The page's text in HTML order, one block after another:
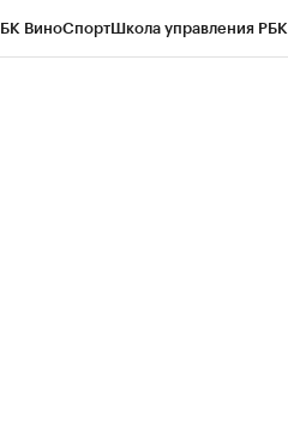
ВиноСпортШкола управления РБК